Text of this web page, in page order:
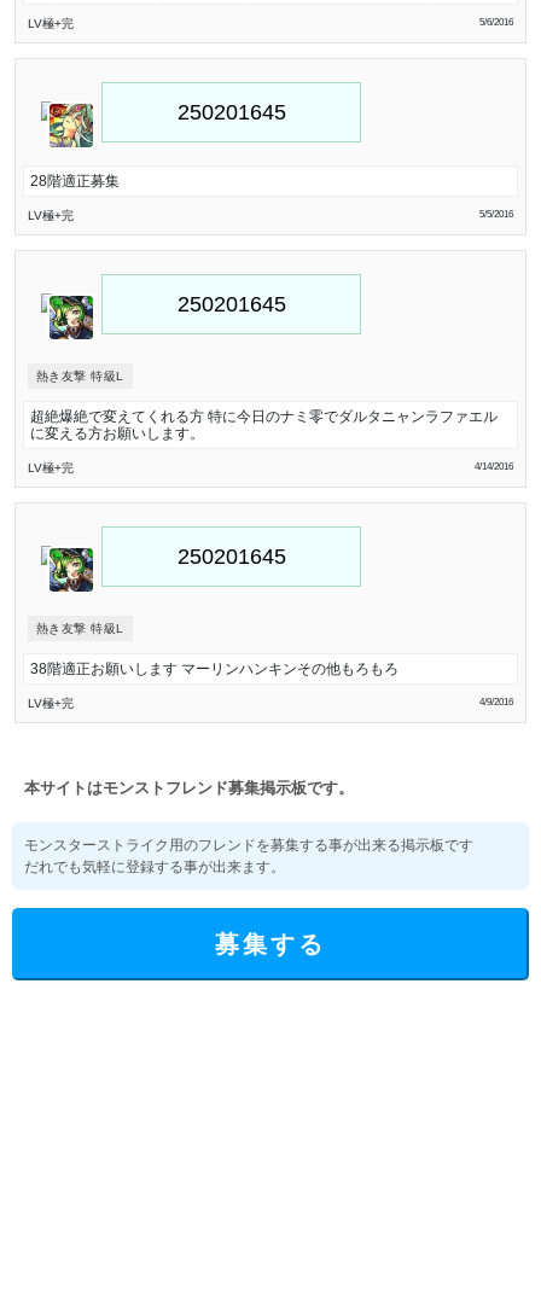
LV極+完 5/6/2016
28階適正募集
LV極+完 5/5/2016
熱き友撃 特級L
超絶爆絶で変えてくれる方 特に今日のナミ零でダルタニャンラファエル
に変える方お願いします。
LV極+完 4/14/2016
熱き友撃 特級L
38階適正お願いします マーリンハンキンその他もろもろ
LV極+完 4/9/2016
本サイトはモンストフレンド募集掲示板です。
モンスターストライク用のフレンドを募集する事が出来る掲示板です
だれでも気軽に登録する事が出来ます。
募集する